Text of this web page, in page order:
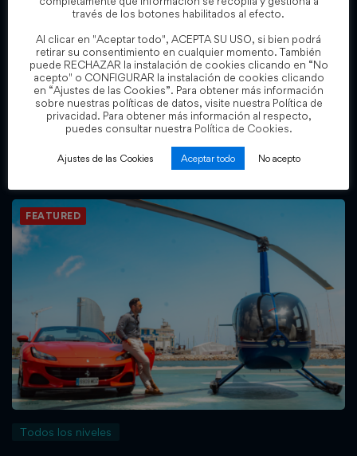
Todos los niveles
Sala E50K [VITALICIO]
Cristian Fernandez
5.000,00€ 12.500,00
FEATURED
Todos los niveles
través de los botones habilitados al efecto.
Al clicar en "Aceptar todo", ACEPTA SU USO, si bien podrá
retirar su consentimiento en cualquier momento. También
puede RECHAZAR la instalación de cookies clicando en “No
acepto" o CONFIGURAR la instalación de cookies clicando
en “Ajustes de las Cookies”. Para obtener más información
sobre nuestras políticas de datos, visite nuestra Política de
privacidad. Para obtener más información al respecto,
puedes consultar nuestra Política de Cookies.
Ajustes de las Cookies Aceptar todo No acepto